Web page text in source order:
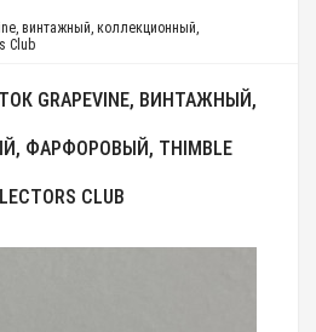
винтажный, коллекционный,
Club
GRAPEVINE, ВИНТАЖНЫЙ,
ФАРФОРОВЫЙ, THIMBLE
CLUB